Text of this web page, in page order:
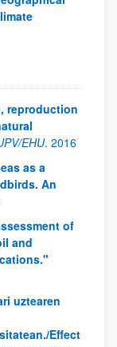
reproduction
EHU. 2016
as a
An
of
and
uztearen
Effect